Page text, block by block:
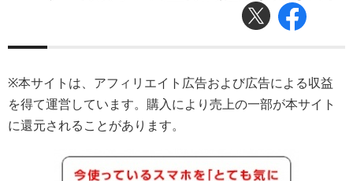
※本サイトは、アフィリエイト広告および広告による収益
を得て運営しています。購入により売上の一部が本サイト
に還元されることがあります。